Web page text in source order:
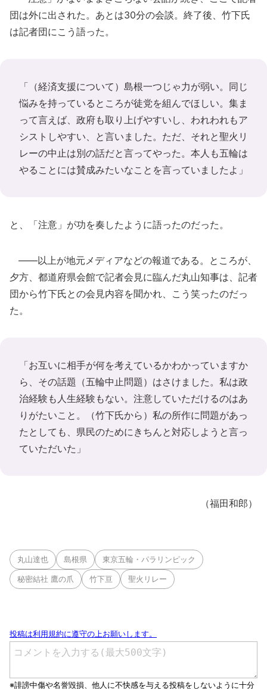
団は外に出された。あとは30分の会談。終了後、竹下氏
は記者団にこう語った。
「（経済支援について）島根一つじゃ力が弱い。同じ
悩みを持っているところが徒党を組んでほしい。集ま
って言えば、政府も取り上げやすいし、われわれもア
シストしやすい、と言いました。ただ、それと聖火リ
レーの中止は別の話だと言ってやった。本人も五輪は
やることには賛成みたいなことを言っていましたよ」
と、「注意」が功を奏したように語ったのだった。
――以上が地元メディアなどの報道である。ところが、
夕方、都道府県会館で記者会見に臨んだ丸山知事は、記者
団から竹下氏との会見内容を聞かれ、こう笑ったのだっ
た。
「お互いに相手が何を考えているかわかっていますか
ら、その話題（五輪中止問題）はさけました。私は政
治経験も人生経験もない。注意していただけるのはあ
りがたいこと。（竹下氏から）私の所作に問題があっ
たとしても、県民のためにきちんと対応しようと言っ
ていただいた」
（福田和郎）
丸山達也 島根県 東京五輪・パラリンピック
秘密結社 鷹の爪 竹下亘 聖火リレー